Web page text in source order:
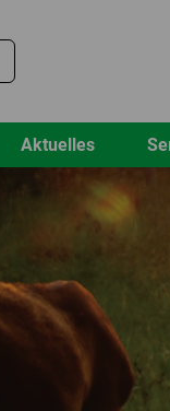
Aktuelles